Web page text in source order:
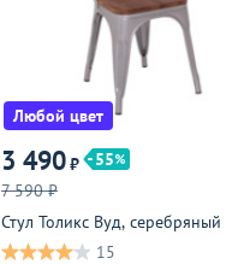
Любой цвет
3 490₽
55
7 590 ₽
Стул Толикс Вуд, серебряный
15